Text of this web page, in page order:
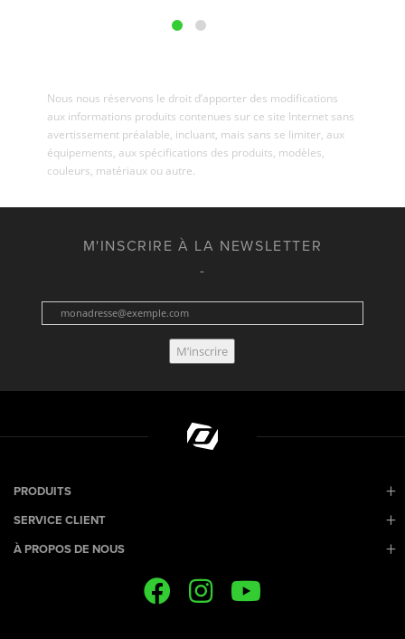
Nous nous réservons le droit d’apporter des modifications
aux informations produits contenues sur ce site Internet sans
avertissement préalable, incluant, mais sans se limiter, aux
équipements, aux spécifications des produits, modèles,
couleurs, matériaux ou autre.
M'INSCRIRE À LA NEWSLETTER
M’inscrire
PRODUITS
SERVICE CLIENT
À PROPOS DE NOUS